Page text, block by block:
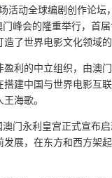
活动全球编剧创作论
峰会的隆重举行，首
了世界电影文化领域
利的中立组织，由澳
建中国与世界电影互
海歌。
门永利皇宫正式宣布
展，在东方和西方架